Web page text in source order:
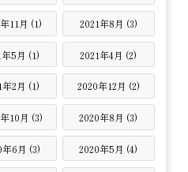
11月 (1) 2021年8月 (3)
5月 (1) 2021年4月 (2)
年2月 (1) 2020年12月 (2)
10月 (3) 2020年8月 (3)
6月 (3) 2020年5月 (4)